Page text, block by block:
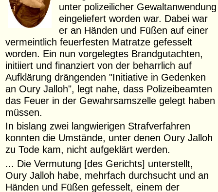
unter polizeilicher Gewaltanwendung
eingeliefert worden war. Dabei war
er an Händen und Füßen auf einer
vermeintlich feuerfesten Matratze gefesselt
worden. Ein nun vorgelegtes Brandgutachten,
initiiert und finanziert von der beharrlich auf
Aufklärung drängenden "Initiative in Gedenken
an Oury Jalloh", legt nahe, dass Polizeibeamten
das Feuer in der Gewahrsamszelle gelegt haben
müssen.
In bislang zwei langwierigen Strafverfahren
konnten die Umstände, unter denen Oury Jalloh
zu Tode kam, nicht aufgeklärt werden.
... Die Vermutung [des Gerichts] unterstellt,
Oury Jalloh habe, mehrfach durchsucht und an
Händen und Füßen gefesselt, einem der